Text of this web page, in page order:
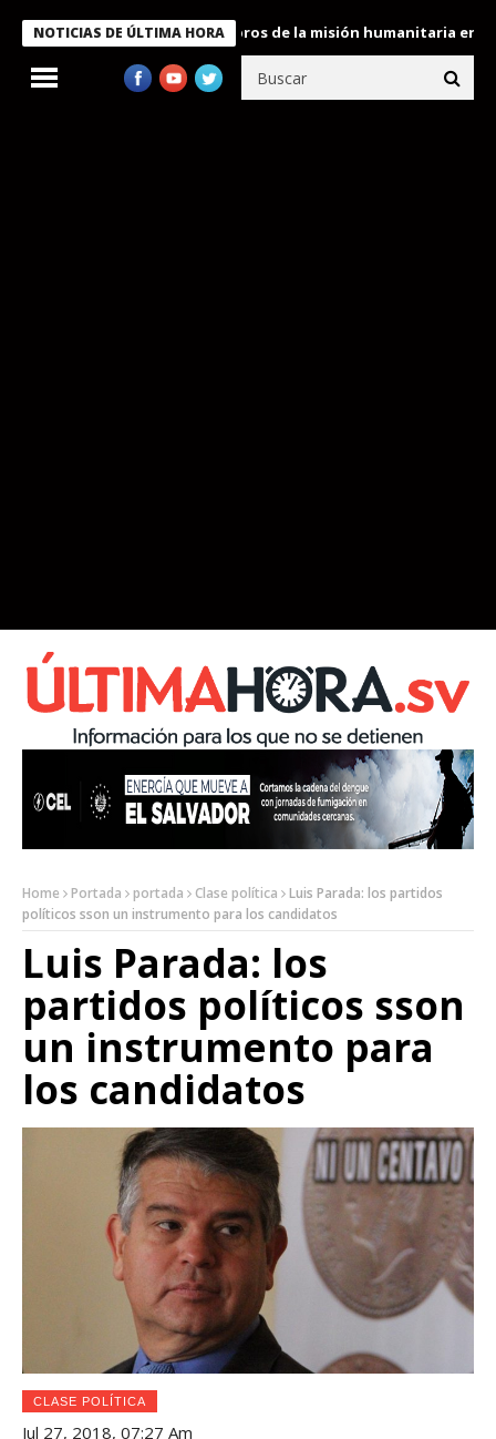
NOTICIAS DE ÚLTIMA HORA
Bukele condecora a miembros de la misión humanitaria enviada
Home Portada portada Clase política
Luis Parada: los partidos
políticos sson un instrumento para los candidatos
Luis Parada: los
partidos políticos sson
un instrumento para
los candidatos
CLASE POLÍTICA
Jul 27, 2018, 07:27 Am